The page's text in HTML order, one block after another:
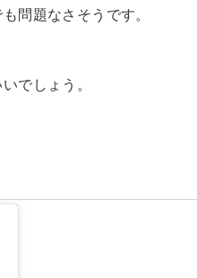
問題なさそうです。
でしょう。